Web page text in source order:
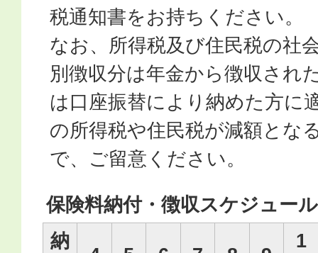
税通知書をお持ちください。
なお、所得税及び住民税の社
別徴収分は年金から徴収され
は口座振替により納めた方に
の所得税や住民税が減額とな
で、ご留意ください。
保険料納付・徴収スケジュール
納
1